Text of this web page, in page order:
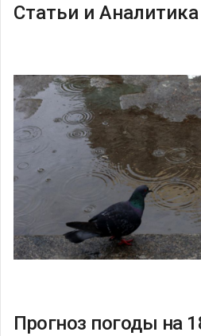
Статьи и
Прогноз погоды на